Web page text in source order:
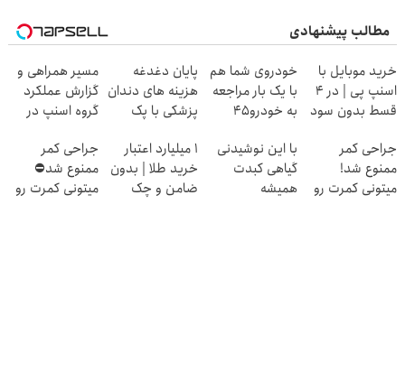
مطالب پیشنهادی
خرید موبایل با
اسنپ پی | در ۴
قسط بدون سود
خودروی شما هم
با یک بار مراجعه
به خودرو45
شد
پایان دغدغه
هزینه های دندان
پزشکی با پک
خانگی
مسیر همراهی و
گزارش عملکرد
گروه اسنپ در
جراحی کمر
ممنوع شد!
میتونی کمرت رو
با این نوشیدنی
گیاهی کبدت
همیشه
۱ میلیارد اعتبار
خرید طلا | بدون
ضامن و چک
جراحی کمر
ممنوع شد⛔
میتونی کمرت رو